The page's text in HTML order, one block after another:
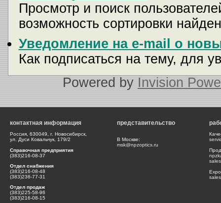
Просмотр и поиск
возможность сортировки
Уведомление на e-mail о
Как подписаться на тему, для
Powered by Invision
контактная информация
Россия, 630049, г. Новосибирск,
ул. Дуси Ковальчук, 179/2
Справочная предприятия
(383)216-08-37
Отдел снабжения
(383)216-08-48
(383)236-77-31
Отдел продаж
(383)225-58-96
(383)216-08-15
представительство
В Москве:
msk@npzoptics.ru